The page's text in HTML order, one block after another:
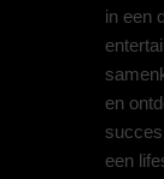
in een
en
een